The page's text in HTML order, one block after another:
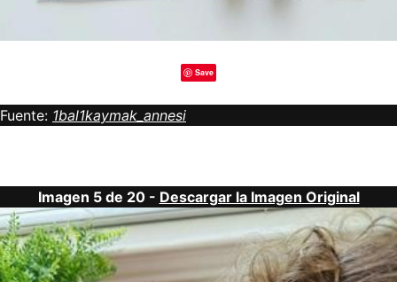
Save
Fuente: 1bal1kaymak_annesi
Imagen 5 de 20 - Descargar la Imagen Original